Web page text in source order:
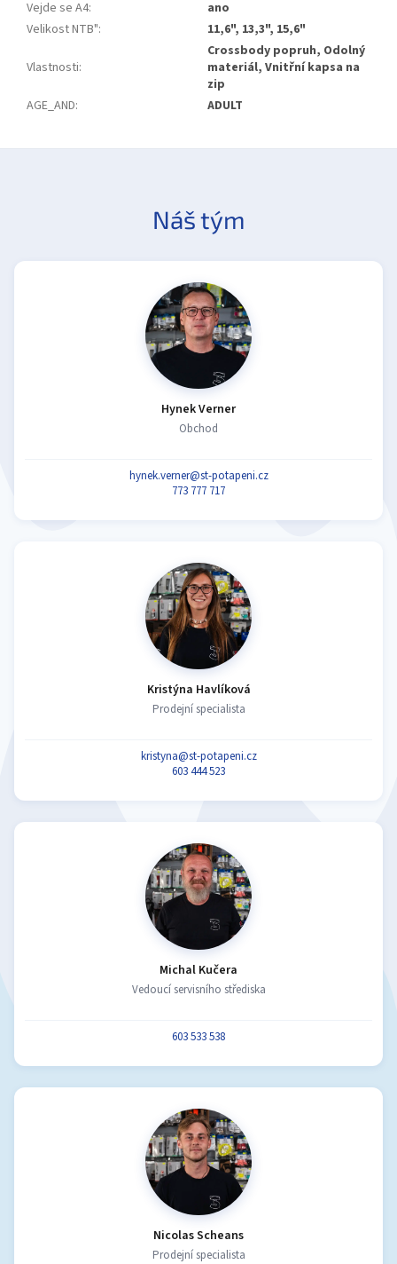
Vejde se A4:
ano
Velikost NTB": 11,6", 13,3", 15,6"
Vlastnosti:
Crossbody popruh, Odolný
materiál, Vnitřní kapsa na
zip
AGE_AND: ADULT
Náš tým
Hynek Verner
Obchod
hynek.verner@st-potapeni.cz
773 777 717
Kristýna Havlíková
Prodejní specialista
kristyna@st-potapeni.cz
603 444 523
Michal Kučera
Vedoucí servisního střediska
603 533 538
Nicolas Scheans
Prodejní specialista